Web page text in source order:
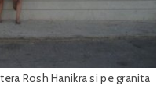
Rosh Hanikra si pe granita